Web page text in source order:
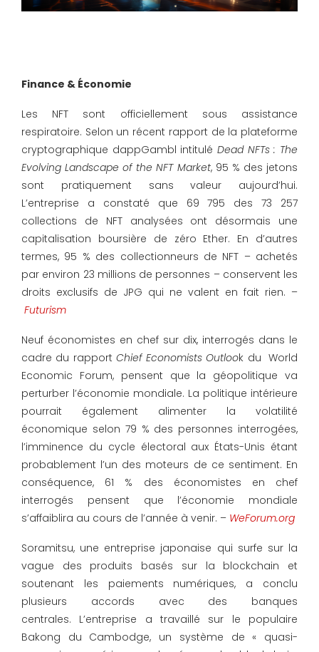
Finance & Économie
Les NFT sont officiellement sous assistance
respiratoire. Selon un récent rapport de la plateforme
cryptographique dappGambl intitulé Dead NFTs : The
Evolving Landscape of the NFT Market, 95 % des jetons
sont pratiquement sans valeur aujourd’hui.
L’entreprise a constaté que 69 795 des 73 257
collections de NFT analysées ont désormais une
capitalisation boursière de zéro Ether. En d’autres
termes, 95 % des collectionneurs de NFT – achetés
par environ 23 millions de personnes – conservent les
droits exclusifs de JPG qui ne valent en fait rien. –
Futurism
Neuf économistes en chef sur dix, interrogés dans le
cadre du rapport Chief Economists Outlook du World
Economic Forum, pensent que la géopolitique va
perturber l’économie mondiale. La politique intérieure
pourrait également alimenter la volatilité
économique selon 79 % des personnes interrogées,
l’imminence du cycle électoral aux États-Unis étant
probablement l’un des moteurs de ce sentiment. En
conséquence, 61 % des économistes en chef
interrogés pensent que l’économie mondiale
s’affaiblira au cours de l’année à venir. – WeForum.org
Soramitsu, une entreprise japonaise qui surfe sur la
vague des produits basés sur la blockchain et
soutenant les paiements numériques, a conclu
plusieurs accords avec des banques
centrales. L’entreprise a travaillé sur le populaire
Bakong du Cambodge, un système de « quasi-